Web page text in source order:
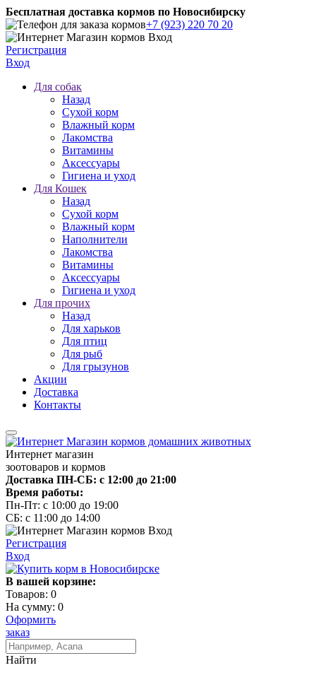
Бесплатная доставка кормов по Новосибирску
+7 (923) 220 70 20
Регистрация
Вход
Для собак
Назад
Сухой корм
Влажный корм
Лакомства
Витамины
Аксессуары
Гигиена и уход
Для Кошек
Назад
Сухой корм
Влажный корм
Наполнители
Лакомства
Витамины
Аксессуары
Гигиена и уход
Для прочих
Назад
Для харьков
Для птиц
Для рыб
Для грызунов
Акции
Доставка
Контакты
Интернет магазин
зоотоваров и кормов
Доставка ПН-СБ: с 12:00 до 21:00
Время работы:
Пн-Пт: с 10:00 до 19:00
СБ: с 11:00 до 14:00
Регистрация
Вход
В вашей корзине:
Товаров: 0
На сумму: 0
Оформить
заказ
Найти